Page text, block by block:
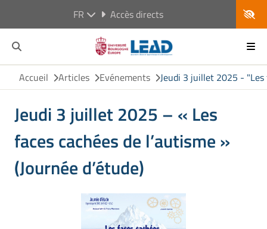
FR Accès directs
Accueil Articles Evénements Jeudi 3 juillet 2025 - "Les
Jeudi 3 juillet 2025 – « Les
faces cachées de l’autisme »
(Journée d’étude)